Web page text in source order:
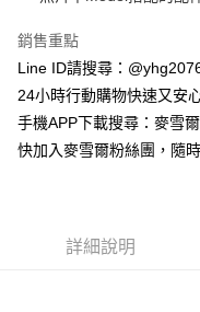
台灣樂天信用卡公司
貨到付款
運送方式
全家取貨付款
每筆NT$100，滿NT$599(
銷售重點
Line ID請搜尋：
24小時行動購物快速又安
手機APP下載搜尋：麥雪
快加入麥雪爾粉絲團，隨
詳細說明